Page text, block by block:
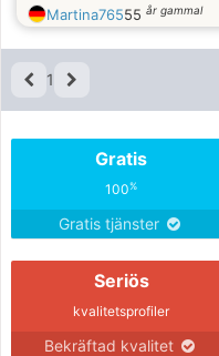
Martina76555 år gammal
1
Gratis
100%
Gratis tjänster
Seriös
kvalitetsprofiler
Bekräftad kvalitet